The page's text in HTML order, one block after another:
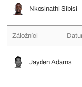
Nkosinathi Sibisi
Záložníci
Jayden Adams